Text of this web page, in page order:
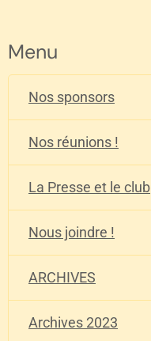
Menu
Nos sponsors
Nos réunions !
La Presse et le club
Nous joindre !
ARCHIVES
Archives 2023